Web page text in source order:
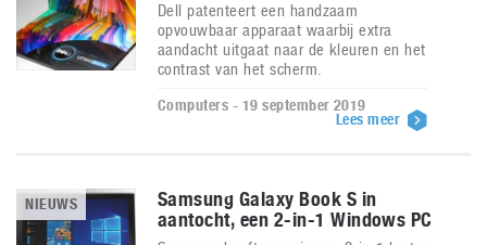
Dell patenteert een handzaam
opvouwbaar apparaat waarbij extra
aandacht uitgaat naar de kleuren en het
contrast van het scherm.
Computers - 19 september 2019
Lees meer
NIEUWS
Samsung Galaxy Book S in
aantocht, een 2-in-1 Windows PC